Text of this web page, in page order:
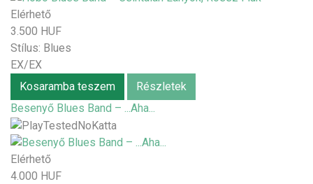
Elérhető
3.500 HUF
Stílus: Blues
EX/EX
Kosaramba teszem
Részletek
Besenyő Blues Band – ...Aha...
Elérhető
4.000 HUF